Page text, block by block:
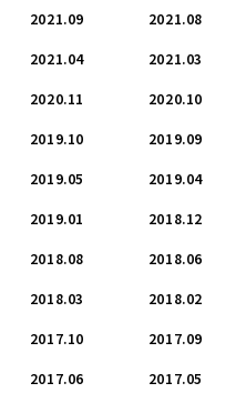
2021.09 2021.08
2021.04 2021.03
2020.11 2020.10
2019.10 2019.09
2019.05 2019.04
2019.01 2018.12
2018.08 2018.06
2018.03 2018.02
2017.10 2017.09
2017.06 2017.05